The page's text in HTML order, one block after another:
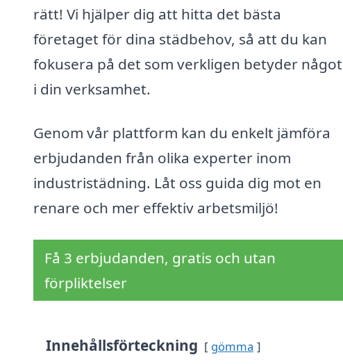
rätt! Vi hjälper dig att hitta det bästa
företaget för dina städbehov, så att du kan
fokusera på det som verkligen betyder något
i din verksamhet.
Genom vår plattform kan du enkelt jämföra
erbjudanden från olika experter inom
industristädning. Låt oss guida dig mot en
renare och mer effektiv arbetsmiljö!
Få 3 erbjudanden, gratis och utan
förpliktelser
Innehållsförteckning gömma